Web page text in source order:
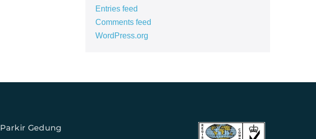
Entries feed
Comments feed
WordPress.org
Parkir Gedung